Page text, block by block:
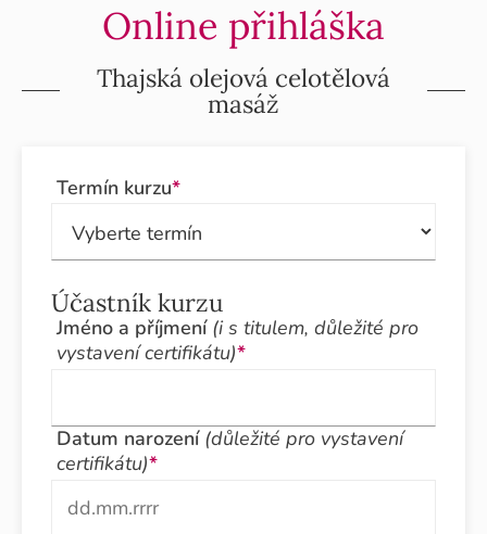
Online přihláška
Thajská olejová celotělová
masáž
Termín kurzu*
Účastník kurzu
Jméno a příjmení (i s titulem, důležité pro
vystavení certifikátu)*
Datum narození (důležité pro vystavení
certifikátu)*